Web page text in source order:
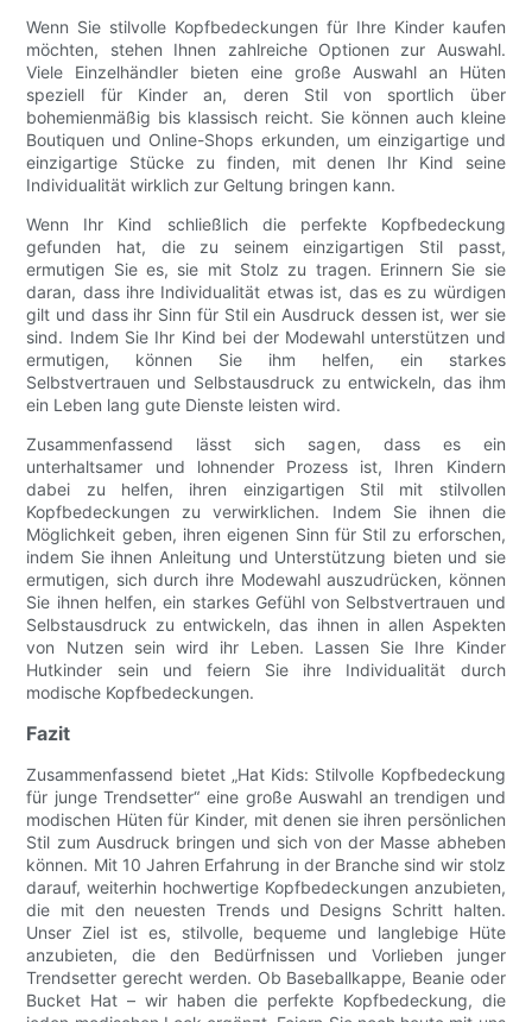
Wenn Sie stilvolle Kopfbedeckungen für Ihre Kinder kaufen
möchten, stehen Ihnen zahlreiche Optionen zur Auswahl.
Viele Einzelhändler bieten eine große Auswahl an Hüten
speziell für Kinder an, deren Stil von sportlich über
bohemienmäßig bis klassisch reicht. Sie können auch kleine
Boutiquen und Online-Shops erkunden, um einzigartige und
einzigartige Stücke zu finden, mit denen Ihr Kind seine
Individualität wirklich zur Geltung bringen kann.
Wenn Ihr Kind schließlich die perfekte Kopfbedeckung
gefunden hat, die zu seinem einzigartigen Stil passt,
ermutigen Sie es, sie mit Stolz zu tragen. Erinnern Sie sie
daran, dass ihre Individualität etwas ist, das es zu würdigen
gilt und dass ihr Sinn für Stil ein Ausdruck dessen ist, wer sie
sind. Indem Sie Ihr Kind bei der Modewahl unterstützen und
ermutigen, können Sie ihm helfen, ein starkes
Selbstvertrauen und Selbstausdruck zu entwickeln, das ihm
ein Leben lang gute Dienste leisten wird.
Zusammenfassend lässt sich sagen, dass es ein
unterhaltsamer und lohnender Prozess ist, Ihren Kindern
dabei zu helfen, ihren einzigartigen Stil mit stilvollen
Kopfbedeckungen zu verwirklichen. Indem Sie ihnen die
Möglichkeit geben, ihren eigenen Sinn für Stil zu erforschen,
indem Sie ihnen Anleitung und Unterstützung bieten und sie
ermutigen, sich durch ihre Modewahl auszudrücken, können
Sie ihnen helfen, ein starkes Gefühl von Selbstvertrauen und
Selbstausdruck zu entwickeln, das ihnen in allen Aspekten
von Nutzen sein wird ihr Leben. Lassen Sie Ihre Kinder
Hutkinder sein und feiern Sie ihre Individualität durch
modische Kopfbedeckungen.
Fazit
Zusammenfassend bietet „Hat Kids: Stilvolle Kopfbedeckung
für junge Trendsetter“ eine große Auswahl an trendigen und
modischen Hüten für Kinder, mit denen sie ihren persönlichen
Stil zum Ausdruck bringen und sich von der Masse abheben
können. Mit 10 Jahren Erfahrung in der Branche sind wir stolz
darauf, weiterhin hochwertige Kopfbedeckungen anzubieten,
die mit den neuesten Trends und Designs Schritt halten.
Unser Ziel ist es, stilvolle, bequeme und langlebige Hüte
anzubieten, die den Bedürfnissen und Vorlieben junger
Trendsetter gerecht werden. Ob Baseballkappe, Beanie oder
Bucket Hat – wir haben die perfekte Kopfbedeckung, die